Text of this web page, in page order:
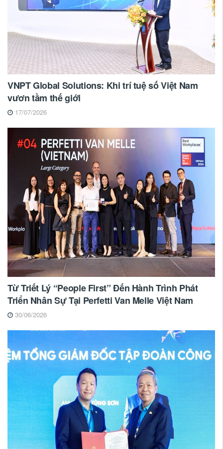
VNPT Global Solutions: Khi trí tuệ số Việt Nam
vươn tầm thế giới
17/07/2026
Từ Triết Lý “People First” Đến Hành Trình Phát
Triển Nhân Sự Tại Perfetti Van Melle Việt Nam
30/06/2026